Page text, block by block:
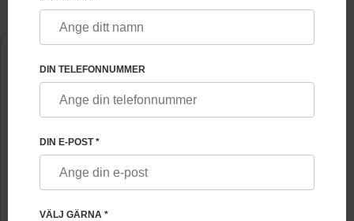
ANNA IVANOVA
Androlog
DIN TELEFONNUMMER
DIN E-POST *
VÄLJ GÄRNA *